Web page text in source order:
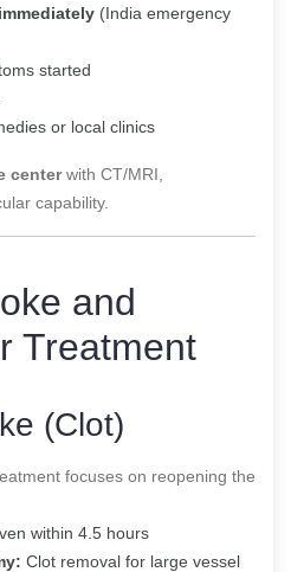
(India emergency
started
or local clinics
centerwith CT/MRI,
capability.
and
Treatment
(Clot)
focuses on reopening the
within 4.5 hours
Clot removal for large vessel